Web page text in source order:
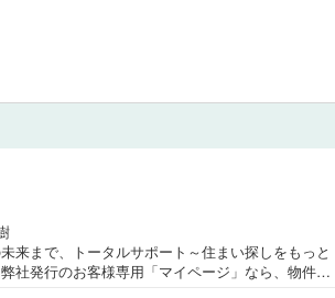
来まで、トータルサポート～住まい探しをもっと
社発行のお客様専用「マイページ」なら、物件比